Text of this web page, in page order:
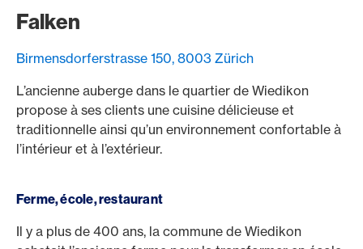
Falken
Birmensdorferstrasse 150, 8003 Zürich
L’ancienne auberge dans le quartier de Wiedikon
propose à ses clients une cuisine délicieuse et
traditionnelle ainsi qu’un environnement confortable à
l’intérieur et à l’extérieur.
Ferme, école, restaurant
Il y a plus de 400 ans, la commune de Wiedikon